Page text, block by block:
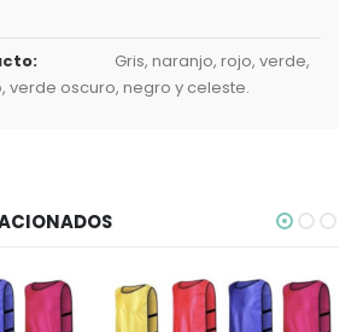
Gris, naranjo, rojo, verde,
verde oscuro, negro y celeste.